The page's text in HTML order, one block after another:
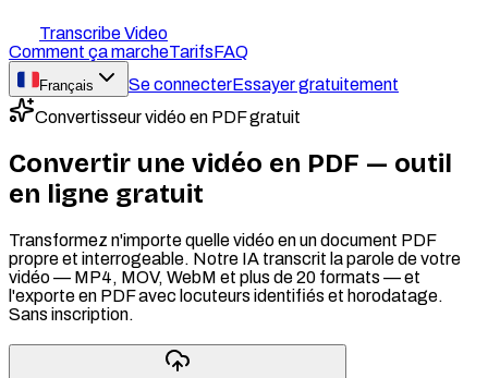
Transcribe Video
Comment ça marcheTarifsFAQ
Français Se connecterEssayer gratuitement
Convertisseur vidéo en PDF gratuit
Convertir une vidéo en PDF — outil
en ligne gratuit
Transformez n'importe quelle vidéo en un document PDF
propre et interrogeable. Notre IA transcrit la parole de votre
vidéo — MP4, MOV, WebM et plus de 20 formats — et
l'exporte en PDF avec locuteurs identifiés et horodatage.
Sans inscription.